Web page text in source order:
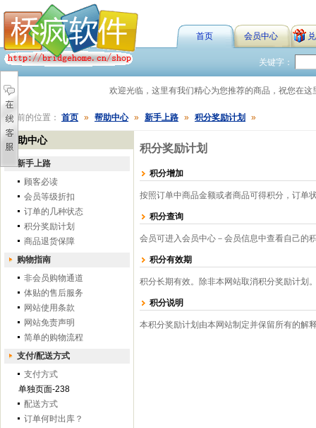
首页 会员中心
关键字：
欢迎光临，这里有我们精心为您推荐的商品，祝您在
您当前的位置： 首页 » 帮助中心 » 新手上路 » 积分奖励计划 »
帮助中心
新手上路
顾客必读
会员等级折扣
订单的几种状态
积分奖励计划
商品退货保障
购物指南
非会员购物通道
体贴的售后服务
网站使用条款
网站免责声明
简单的购物流程
支付/配送方式
支付方式
单独页面-238
配送方式
订单何时出库？
积分奖励计划
积分增加
按照订单中商品金额或者商品可得积分，订单
积分查询
会员可进入会员中心－会员信息中查看自己的
积分有效期
积分长期有效。除非本网站取消积分奖励计划
积分说明
本积分奖励计划由本网站制定并保留所有的解